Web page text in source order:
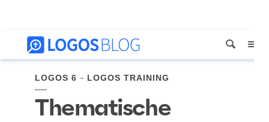
LOGOS 6 LOGOS TRAINING
Thematische